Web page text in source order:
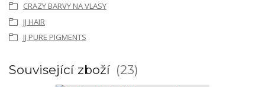
CRAZY BARVY NA VLASY
JJ HAIR
JJ PURE PIGMENTS
Související zboží 23